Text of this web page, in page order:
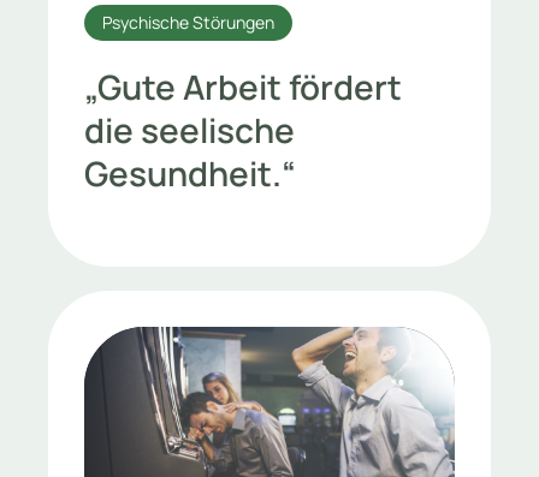
Psychische Störungen
„Gute Arbeit fördert
die seelische
Gesundheit.“